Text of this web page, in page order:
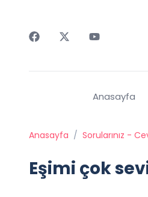
Anasayfa
Anasayfa / Sorularınız -
Eşimi çok